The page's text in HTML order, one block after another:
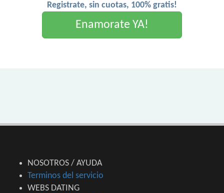
Registrate, sin cuotas, 100% gratis!
Enamorate YA!
NOSOTROS / AYUDA
Terminos del servicio
WEBS DATING